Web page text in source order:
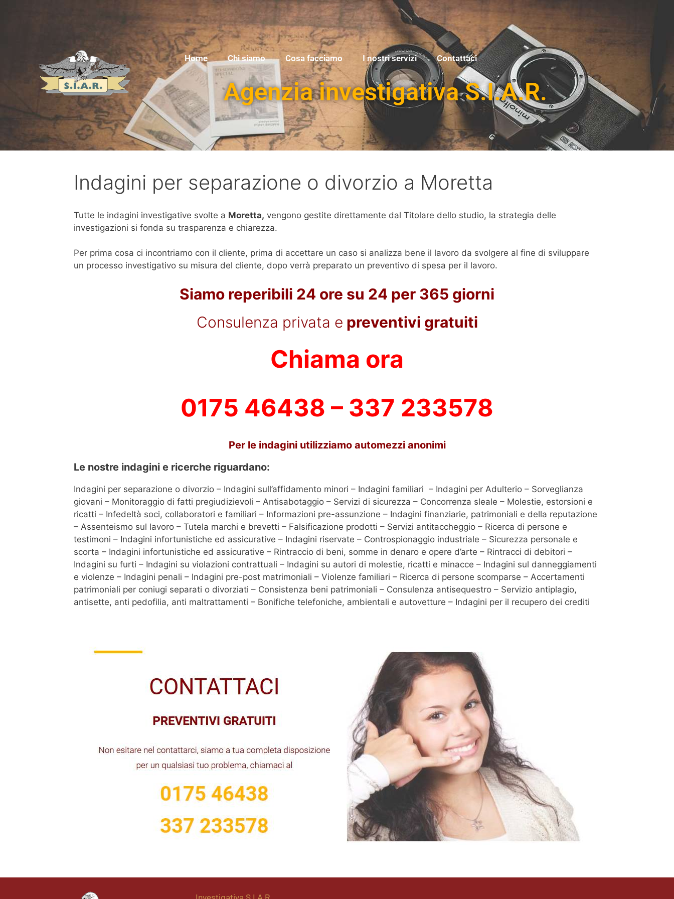
Home Chi siamo Cosa facciamo I nostri servizi Contattaci
Agenzia investigativa S.I.A.R.
Indagini per separazione o divorzio a Moretta
Tutte le indagini investigative svolte a Moretta, vengono gestite direttamente dal Titolare dello studio, la strategia delle
investigazioni si fonda su trasparenza e chiarezza.
Per prima cosa ci incontriamo con il cliente, prima di accettare un caso si analizza bene il lavoro da svolgere al fine di sviluppare
un processo investigativo su misura del cliente, dopo verrà preparato un preventivo di spesa per il lavoro.
Siamo reperibili 24 ore su 24 per 365 giorni
Consulenza privata e preventivi gratuiti
Chiama ora
0175 46438 – 337 233578
Per le indagini utilizziamo automezzi anonimi
Le nostre indagini e ricerche riguardano:
Indagini per separazione o divorzio – Indagini sull’affidamento minori – Indagini familiari – Indagini per Adulterio – Sorveglianza
giovani – Monitoraggio di fatti pregiudizievoli – Antisabotaggio – Servizi di sicurezza – Concorrenza sleale – Molestie, estorsioni e
ricatti – Infedeltà soci, collaboratori e familiari – Informazioni pre-assunzione – Indagini finanziarie, patrimoniali e della reputazione
– Assenteismo sul lavoro – Tutela marchi e brevetti – Falsificazione prodotti – Servizi antitaccheggio – Ricerca di persone e
testimoni – Indagini infortunistiche ed assicurative – Indagini riservate – Controspionaggio industriale – Sicurezza personale e
scorta – Indagini infortunistiche ed assicurative – Rintraccio di beni, somme in denaro e opere d’arte – Rintracci di debitori –
Indagini su furti – Indagini su violazioni contrattuali – Indagini su autori di molestie, ricatti e minacce – Indagini sul danneggiamenti
e violenze – Indagini penali – Indagini pre-post matrimoniali – Violenze familiari – Ricerca di persone scomparse – Accertamenti
patrimoniali per coniugi separati o divorziati – Consistenza beni patrimoniali – Consulenza antisequestro – Servizio antiplagio,
antisette, anti pedofilia, anti maltrattamenti – Bonifiche telefoniche, ambientali e autovetture – Indagini per il recupero dei crediti